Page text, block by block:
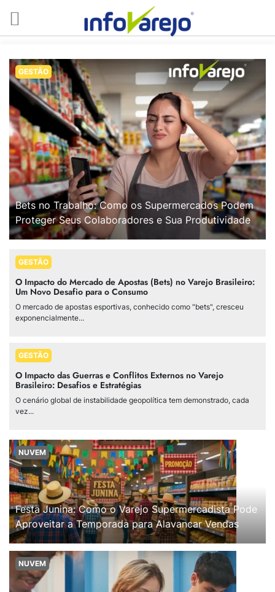
GESTÃO
Bets no Trabalho: Como os Supermercados Podem
Proteger Seus Colaboradores e Sua Produtividade
GESTÃO
O Impacto do Mercado de Apostas (Bets) no Varejo Brasileiro:
Um Novo Desafio para o Consumo
O mercado de apostas esportivas, conhecido como "bets", cresceu
exponencialmente...
GESTÃO
O Impacto das Guerras e Conflitos Externos no Varejo
Brasileiro: Desafios e Estratégias
O cenário global de instabilidade geopolítica tem demonstrado, cada
vez...
NUVEM
Festa Junina: Como o Varejo Supermercadista Pode
Aproveitar a Temporada para Alavancar Vendas
NUVEM